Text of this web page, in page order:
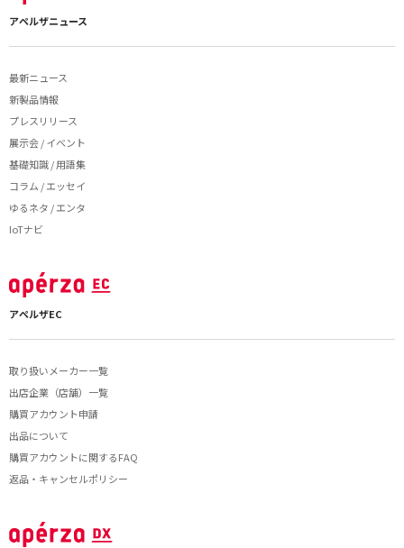
アペルザニュース
最新ニュース
新製品情報
プレスリリース
展示会 / イベント
基礎知識 / 用語集
コラム / エッセイ
ゆるネタ / エンタ
IoTナビ
アペルザEC
取り扱いメーカー一覧
出店企業（店舗）一覧
購買アカウント申請
出品について
購買アカウントに関するFAQ
返品・キャンセルポリシー